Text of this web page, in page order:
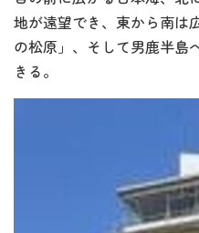
地が遠望でき、東から南は
の松原」、そして男鹿半島
きる。